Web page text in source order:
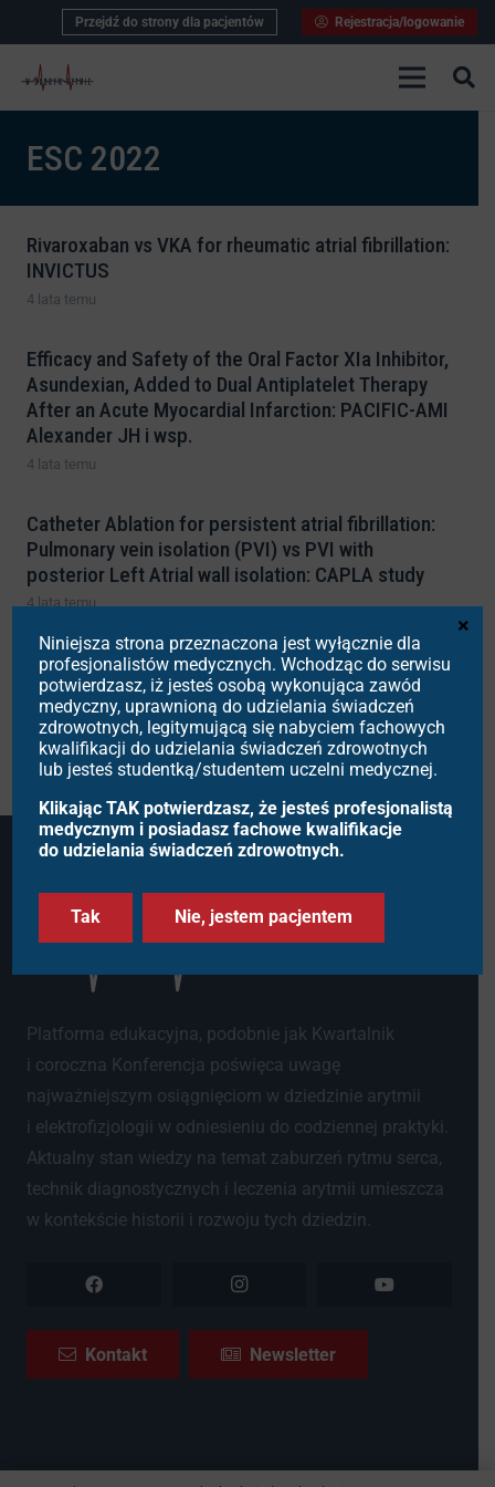
Przejdź do strony dla pacjentów Rejestracja/logowanie
ESC 2022
Rivaroxaban vs VKA for rheumatic atrial fibrillation:
INVICTUS
4 lata temu
Efficacy and Safety of the Oral Factor XIa Inhibitor,
Asundexian, Added to Dual Antiplatelet Therapy
After an Acute Myocardial Infarction: PACIFIC-AMI
Alexander JH i wsp.
4 lata temu
Catheter Ablation for persistent atrial fibrillation:
Pulmonary vein isolation (PVI) vs PVI with
posterior Left Atrial wall isolation: CAPLA study
4 lata temu
Primary Outcome Results from the Global
Extravascular Implantable Cardioverter-
Defibrillator (EV-ICD) Pivotal Study
4 lata temu
Platforma edukacyjna, podobnie jak Kwartalnik
i coroczna Konferencja poświęca uwagę
najważniejszym osiągnięciom w dziedzinie arytmii
i elektrofizjologii w odniesieniu do codziennej praktyki.
Aktualny stan wiedzy na temat zaburzeń rytmu serca,
technik diagnostycznych i leczenia arytmii umieszcza
w kontekście historii i rozwoju tych dziedzin.
Kontakt Newsletter
Niniejsza strona przeznaczona jest wyłącznie dla
profesjonalistów medycznych. Wchodząc do serwisu
potwierdzasz, iż jesteś osobą wykonująca zawód
medyczny, uprawnioną do udzielania świadczeń
zdrowotnych, legitymującą się nabyciem fachowych
kwalifikacji do udzielania świadczeń zdrowotnych
lub jesteś studentką/studentem uczelni medycznej.
Klikając TAK potwierdzasz, że jesteś profesjonalistą
medycznym i posiadasz fachowe kwalifikacje
do udzielania świadczeń zdrowotnych.
Tak Nie, jestem pacjentem
×